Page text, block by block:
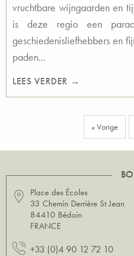
vruchtbare wijngaarden en
is deze regio een
geschiedenisliefhebbers en
paden...
LEES VERDER →
« Vorige
Place des Écoles
33 Chemin Derrière St Jean
84410 Bédoin
FRANCE
+33 (0)4 90 12 72 10